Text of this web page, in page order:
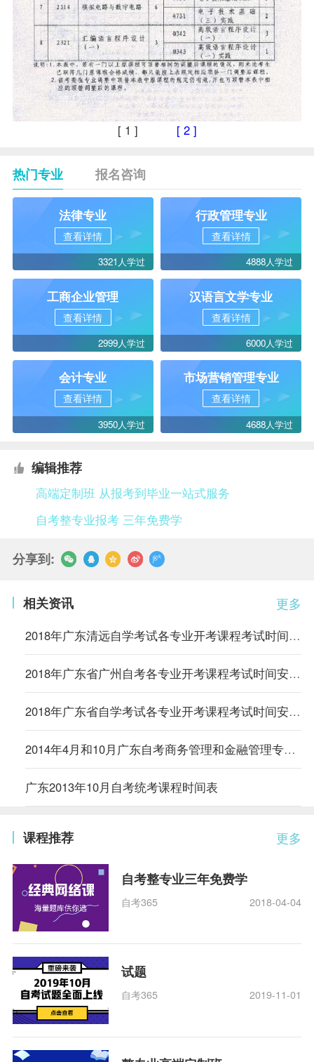
[ 1 ] [ 2 ]
热门专业 报名咨询
法律专业
查看详情
3321人学过
行政管理专业
查看详情
4888人学过
工商企业管理
查看详情
2999人学过
汉语言文学专业
查看详情
6000人学过
会计专业
查看详情
3950人学过
市场营销管理专业
查看详情
4688人学过
编辑推荐
高端定制班 从报考到毕业一站式服务
自考整专业报考 三年免费学
分享到:
更多
相关资讯
2018年广东清远自学考试各专业开考课程考试时间安排的通知
2018年广东省广州自考各专业开考课程考试时间安排的通知
2018年广东省自学考试各专业开考课程考试时间安排的通知
2014年4月和10月广东自考商务管理和金融管理专业增加考试课程的通知
广东2013年10月自考统考课程时间表
更多
课程推荐
自考整专业三年免费学
自考365 2018-04-04
试题
自考365 2019-11-01